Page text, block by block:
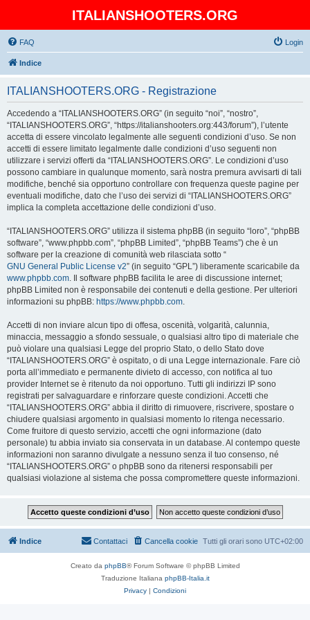
ITALIANSHOOTERS.ORG
FAQ Login
Indice
ITALIANSHOOTERS.ORG - Registrazione
Accedendo a “ITALIANSHOOTERS.ORG” (in seguito “noi”, “nostro”,
“ITALIANSHOOTERS.ORG”, “https://italianshooters.org:443/forum”), l’utente
accetta di essere vincolato legalmente alle seguenti condizioni d’uso. Se non
accetti di essere limitato legalmente dalle condizioni d’uso seguenti non
utilizzare i servizi offerti da “ITALIANSHOOTERS.ORG”. Le condizioni d’uso
possono cambiare in qualunque momento, sarà nostra premura avvisarti di tali
modifiche, benché sia opportuno controllare con frequenza queste pagine per
eventuali modifiche, dato che l’uso dei servizi di “ITALIANSHOOTERS.ORG”
implica la completa accettazione delle condizioni d’uso.
“ITALIANSHOOTERS.ORG” utilizza il sistema phpBB (in seguito “loro”, “phpBB
software”, “www.phpbb.com”, “phpBB Limited”, “phpBB Teams”) che è un
software per la creazione di comunità web rilasciata sotto “
GNU General Public License v2” (in seguito “GPL”) liberamente scaricabile da
www.phpbb.com. Il software phpBB facilita le aree di discussione internet;
phpBB Limited non è responsabile dei contenuti e della gestione. Per ulteriori
informazioni su phpBB: https://www.phpbb.com.
Accetti di non inviare alcun tipo di offesa, oscenità, volgarità, calunnia,
minaccia, messaggio a sfondo sessuale, o qualsiasi altro tipo di materiale che
può violare una qualsiasi Legge del proprio Stato, o dello Stato dove
“ITALIANSHOOTERS.ORG” è ospitato, o di una Legge internazionale. Fare ciò
porta all’immediato e permanente divieto di accesso, con notifica al tuo
provider Internet se è ritenuto da noi opportuno. Tutti gli indirizzi IP sono
registrati per salvaguardare e rinforzare queste condizioni. Accetti che
“ITALIANSHOOTERS.ORG” abbia il diritto di rimuovere, riscrivere, spostare o
chiudere qualsiasi argomento in qualsiasi momento lo ritenga necessario.
Come fruitore di questo servizio, accetti che ogni informazione (dato
personale) tu abbia inviato sia conservata in un database. Al contempo queste
informazioni non saranno divulgate a nessuno senza il tuo consenso, né
“ITALIANSHOOTERS.ORG” o phpBB sono da ritenersi responsabili per
qualsiasi violazione al sistema che possa compromettere queste informazioni.
Indice Tutti gli orari sono UTC+02:00
Cancella cookie
Contattaci
Creato da phpBB® Forum Software © phpBB Limited
Traduzione Italiana phpBB-Italia.it
Privacy | Condizioni